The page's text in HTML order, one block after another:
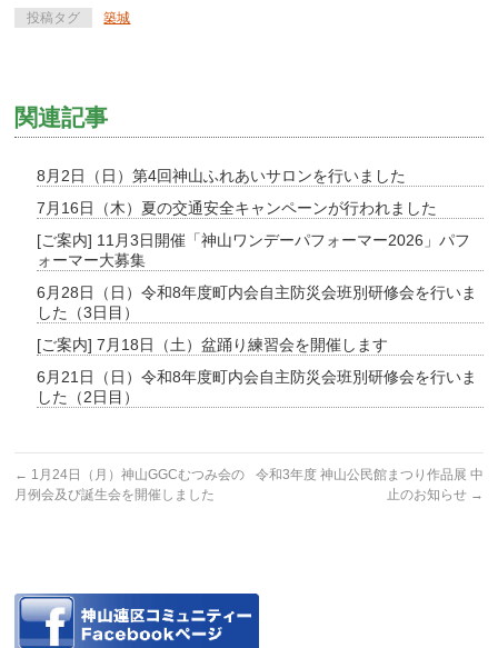
投稿タグ 築城
関連記事
8月2日（日）第4回神山ふれあいサロンを行いました
7月16日（木）夏の交通安全キャンペーンが行われました
[ご案内] 11月3日開催「神山ワンデーパフォーマー2026」パフ
ォーマー大募集
6月28日（日）令和8年度町内会自主防災会班別研修会を行いま
した（3日目）
[ご案内] 7月18日（土）盆踊り練習会を開催します
6月21日（日）令和8年度町内会自主防災会班別研修会を行いま
した（2日目）
← 1月24日（月）神山GGCむつみ会の
月例会及び誕生会を開催しました
令和3年度 神山公民館まつり作品展 中
止のお知らせ →